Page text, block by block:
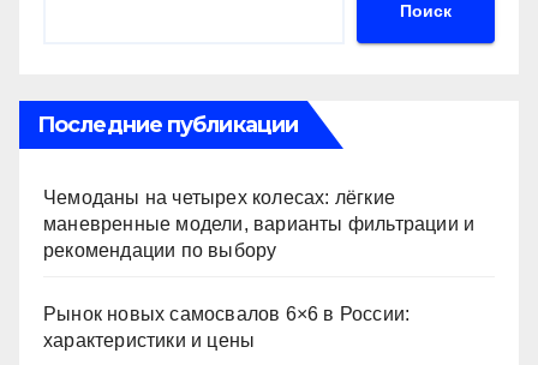
ki
ть
Поиск
Последние публикации
Чемоданы на четырех колесах: лёгкие
маневренные модели, варианты фильтрации и
рекомендации по выбору
Рынок новых самосвалов 6×6 в России:
характеристики и цены